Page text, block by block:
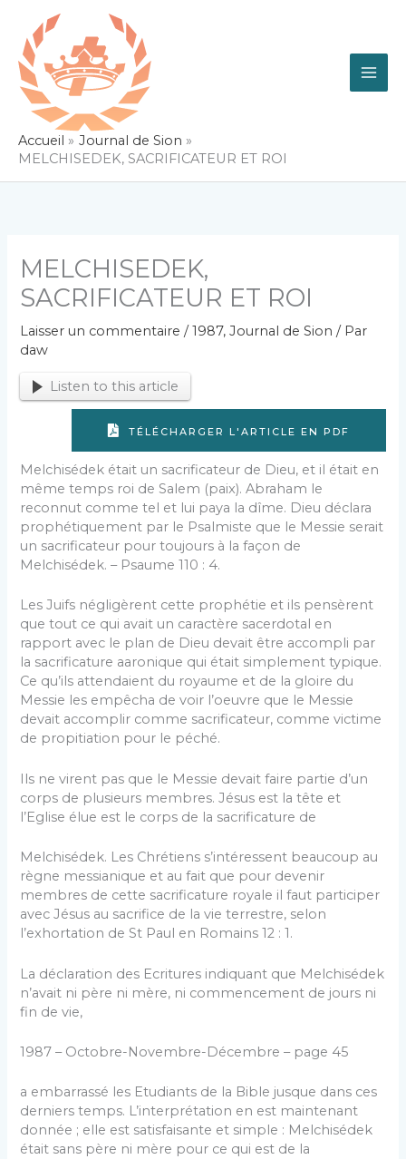
contenu
Accueil
Journal de Sion
MELCHISEDEK, SACRIFICATEUR ET ROI
MELCHISEDEK,
SACRIFICATEUR ET ROI
Laisser un commentaire /1987,Journal de Sion / Par
daw
Listen to this article
TÉLÉCHARGER L'ARTICLE EN PDF
Melchisédek était un sacrificateur de Dieu, et il était en
même temps roi de Salem (paix). Abraham le
reconnut comme tel et lui paya la dîme. Dieu déclara
prophétiquement par le Psalmiste que le Messie serait
un sacrificateur pour toujours à la façon de
Melchisédek. – Psaume 110 : 4.
Les Juifs négligèrent cette prophétie et ils pensèrent
que tout ce qui avait un caractère sacerdotal en
rapport avec le plan de Dieu devait être accompli par
la sacrificature aaronique qui était simplement typique.
Ce qu’ils attendaient du royaume et de la gloire du
Messie les empêcha de voir l’oeuvre que le Messie
devait accomplir comme sacrificateur, comme victime
de propitiation pour le péché.
Ils ne virent pas que le Messie devait faire partie d’un
corps de plusieurs membres. Jésus est la tête et
l’Eglise élue est le corps de la sacrificature de
Melchisédek. Les Chrétiens s’intéressent beaucoup au
règne messianique et au fait que pour devenir
membres de cette sacrificature royale il faut participer
avec Jésus au sacrifice de la vie terrestre, selon
l’exhortation de St Paul en Romains 12 : 1.
La déclaration des Ecritures indiquant que Melchisédek
n’avait ni père ni mère, ni commencement de jours ni
fin de vie,
1987 – Octobre-Novembre-Décembre – page 45
a embarrassé les Etudiants de la Bible jusque dans ces
derniers temps. L’interprétation en est maintenant
donnée ; elle est satisfaisante et simple : Melchisédek
était sans père ni mère pour ce qui est de la